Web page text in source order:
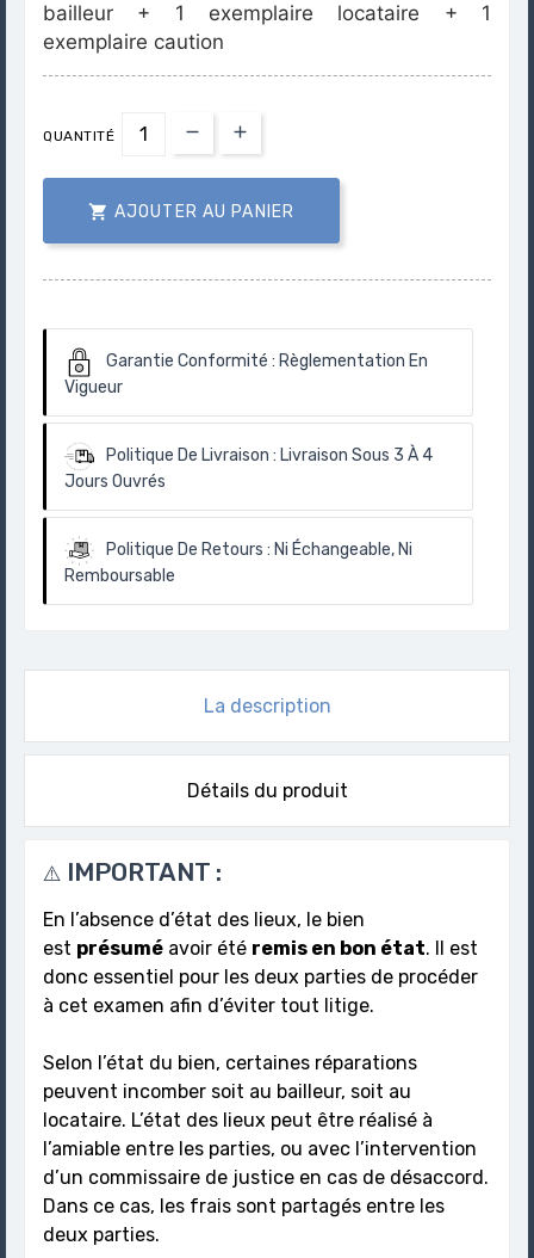
bailleur + 1 exemplaire locataire + 1
exemplaire caution
QUANTITÉ
 AJOUTER AU PANIER
Garantie Conformité : Règlementation En
Vigueur
Politique De Livraison : Livraison Sous 3 À 4
Jours Ouvrés
Politique De Retours : Ni Échangeable, Ni
Remboursable
La description
Détails du produit
⚠️ IMPORTANT :
En l’absence d’état des lieux, le bien
est présumé avoir été remis en bon état. Il est
donc essentiel pour les deux parties de procéder
à cet examen afin d’éviter tout litige.
Selon l’état du bien, certaines réparations
peuvent incomber soit au bailleur, soit au
locataire. L’état des lieux peut être réalisé à
l’amiable entre les parties, ou avec l’intervention
d’un commissaire de justice en cas de désaccord.
Dans ce cas, les frais sont partagés entre les
deux parties.